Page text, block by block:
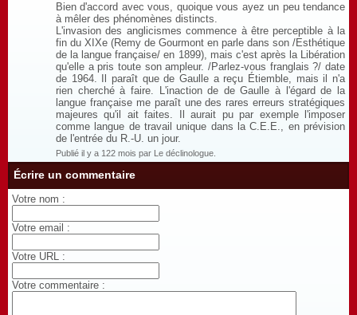
Bien d'accord avec vous, quoique vous ayez un peu tendance
à mêler des phénomènes distincts.
L'invasion des anglicismes commence à être perceptible à la
fin du XIXe (Remy de Gourmont en parle dans son /Esthétique
de la langue française/ en 1899), mais c'est après la Libération
qu'elle a pris toute son ampleur. /Parlez-vous franglais ?/ date
de 1964. Il paraît que de Gaulle a reçu Étiemble, mais il n'a
rien cherché à faire. L'inaction de de Gaulle à l'égard de la
langue française me paraît une des rares erreurs stratégiques
majeures qu'il ait faites. Il aurait pu par exemple l'imposer
comme langue de travail unique dans la C.E.E., en prévision
de l'entrée du R.-U. un jour.
Publié il y a 122 mois par Le déclinologue.
Écrire un commentaire
Votre nom :
Votre email :
Votre URL :
Votre commentaire :